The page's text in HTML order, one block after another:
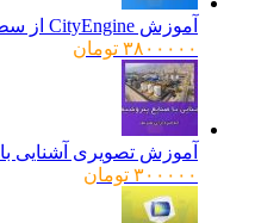
آموزش CityEngine از سطح مقدماتی تا پیشرفته
۳۸۰۰۰۰۰ تومان
آموزش تصویری آشنایی با
۳۰۰۰۰۰ تومان